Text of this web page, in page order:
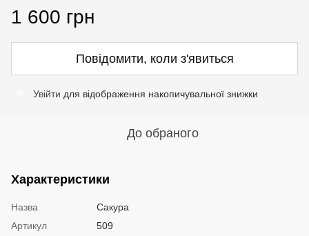
1 600 грн
Повідомити, коли з'явиться
Увійти для відображення накопичувальної знижки
До обраного
Характеристики
Назва
Сакура
Артикул
509